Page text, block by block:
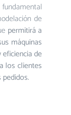
de
permitirá a
máquinas
de
los clientes